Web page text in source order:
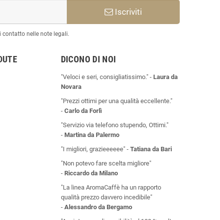
Iscriviti
contatto nelle note legali.
DICONO DI NOI
"Veloci e seri, consigliatissimo." - Laura da
Novara
"Prezzi ottimi per una qualità eccellente."
- Carlo da Forlì
"Servizio via telefono stupendo, Ottimi."
- Martina da Palermo
"I migliori, grazieeeeee" - Tatiana da Bari
"Non potevo fare scelta migliore"
- Riccardo da Milano
"La linea AromaCaffè ha un rapporto
qualità prezzo davvero incedibile"
- Alessandro da Bergamo